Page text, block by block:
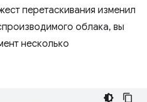
перетаскивания изменил
облака, вы
несколько